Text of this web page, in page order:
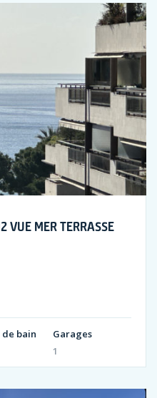
VUE MER TERRASSE
de bain
Garages
1